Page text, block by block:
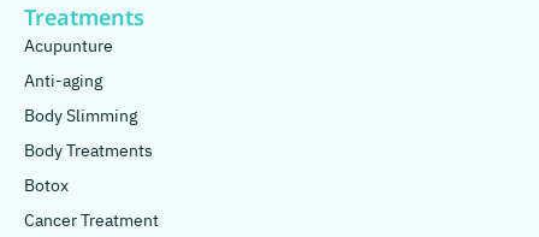
Treatments
Acupunture
Anti-aging
Body Slimming
Body Treatments
Botox
Cancer Treatment